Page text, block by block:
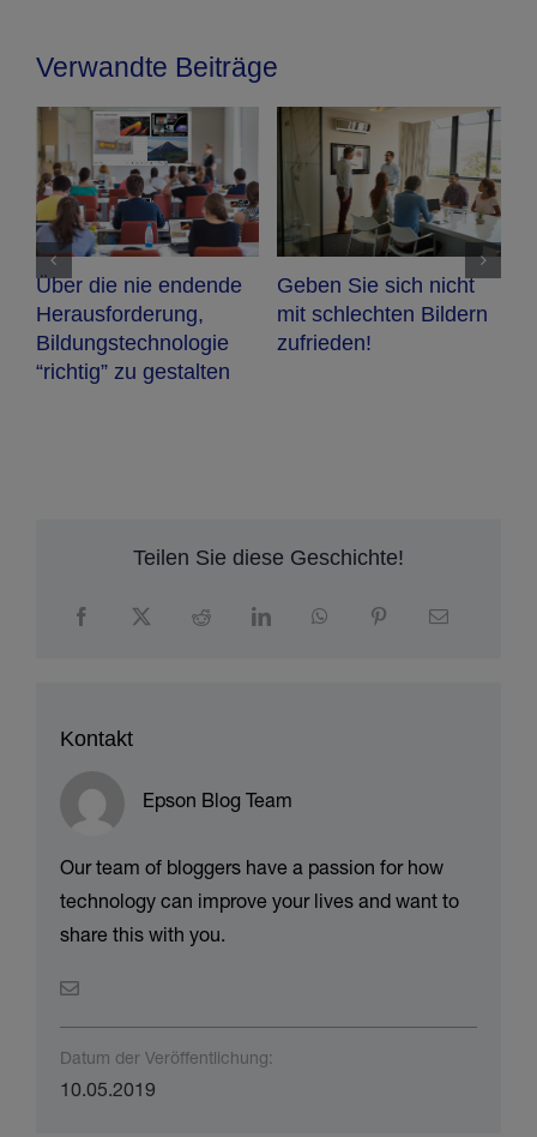
Verwandte Beiträge
Über die nie endende
Herausforderung,
Bildungstechnologie
“richtig” zu gestalten
Geben Sie sich nicht
mit schlechten Bildern
zufrieden!
Teilen Sie diese Geschichte!
Kontakt
Epson Blog Team
Our team of bloggers have a passion for how
technology can improve your lives and want to
share this with you.
Datum der Veröffentlichung:
10.05.2019